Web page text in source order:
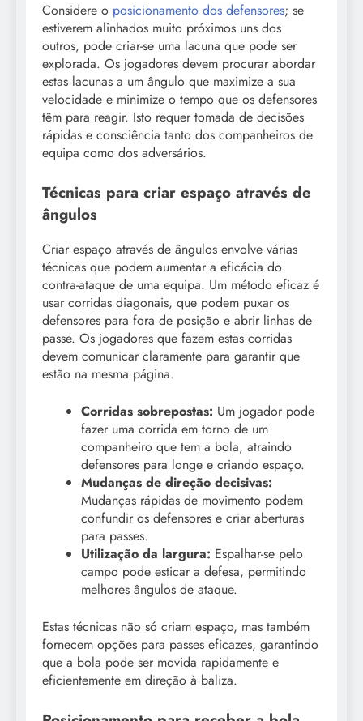
Considere o posicionamento dos defensores; se
estiverem alinhados muito próximos uns dos
outros, pode criar-se uma lacuna que pode ser
explorada. Os jogadores devem procurar abordar
estas lacunas a um ângulo que maximize a sua
velocidade e minimize o tempo que os defensores
têm para reagir. Isto requer tomada de decisões
rápidas e consciência tanto dos companheiros de
equipa como dos adversários.
Técnicas para criar espaço através de
ângulos
Criar espaço através de ângulos envolve várias
técnicas que podem aumentar a eficácia do
contra-ataque de uma equipa. Um método eficaz é
usar corridas diagonais, que podem puxar os
defensores para fora de posição e abrir linhas de
passe. Os jogadores que fazem estas corridas
devem comunicar claramente para garantir que
estão na mesma página.
Corridas sobrepostas: Um jogador pode
fazer uma corrida em torno de um
companheiro que tem a bola, atraindo
defensores para longe e criando espaço.
Mudanças de direção decisivas:
Mudanças rápidas de movimento podem
confundir os defensores e criar aberturas
para passes.
Utilização da largura: Espalhar-se pelo
campo pode esticar a defesa, permitindo
melhores ângulos de ataque.
Estas técnicas não só criam espaço, mas também
fornecem opções para passes eficazes, garantindo
que a bola pode ser movida rapidamente e
eficientemente em direção à baliza.